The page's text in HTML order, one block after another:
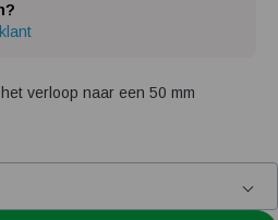
verloop naar een 50 mm